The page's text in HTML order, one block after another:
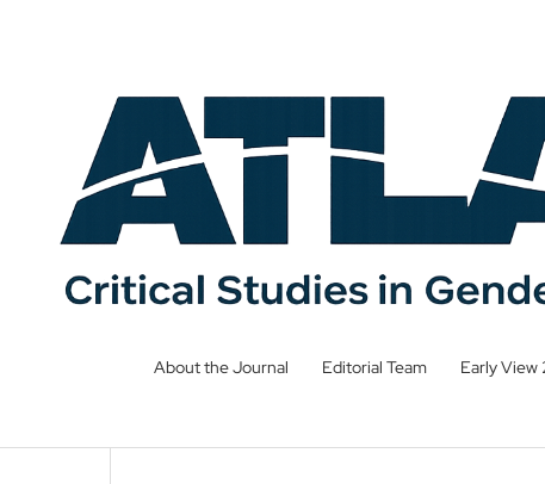
About the Journal Editorial Team Early View